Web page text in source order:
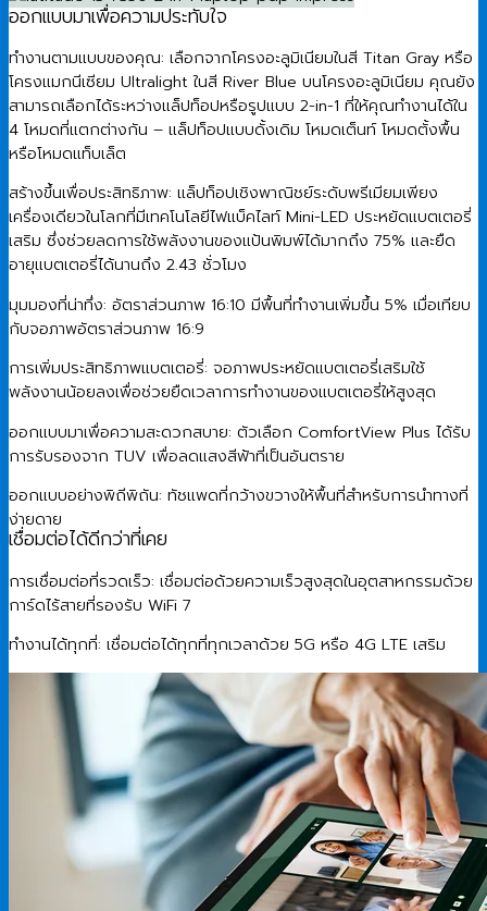
ออกแบบมาเพื่อความประทับใจ
ทำงานตามแบบของคุณ: เลือกจากโครงอะลูมิเนียมในสี Titan Gray หรือ
โครงแมกนีเซียม Ultralight ในสี River Blue บนโครงอะลูมิเนียม คุณยัง
สามารถเลือกได้ระหว่างแล็ปท็อปหรือรูปแบบ 2-in-1 ที่ให้คุณทำงานได้ใน
4 โหมดที่แตกต่างกัน – แล็ปท็อปแบบดั้งเดิม โหมดเต็นท์ โหมดตั้งพื้น
หรือโหมดแท็บเล็ต
สร้างขึ้นเพื่อประสิทธิภาพ: แล็ปท็อปเชิงพาณิชย์ระดับพรีเมียมเพียง
เครื่องเดียวในโลกที่มีเทคโนโลยีไฟแบ็คไลท์ Mini-LED ประหยัดแบตเตอรี่
เสริม ซึ่งช่วยลดการใช้พลังงานของแป้นพิมพ์ได้มากถึง 75% และยืด
อายุแบตเตอรี่ได้นานถึง 2.43 ชั่วโมง
มุมมองที่น่าทึ่ง: อัตราส่วนภาพ 16:10 มีพื้นที่ทำงานเพิ่มขึ้น 5% เมื่อเทียบ
กับจอภาพอัตราส่วนภาพ 16:9
การเพิ่มประสิทธิภาพแบตเตอรี่: จอภาพประหยัดแบตเตอรี่เสริมใช้
พลังงานน้อยลงเพื่อช่วยยืดเวลาการทำงานของแบตเตอรี่ให้สูงสุด
ออกแบบมาเพื่อความสะดวกสบาย: ตัวเลือก ComfortView Plus ได้รับ
การรับรองจาก TUV เพื่อลดแสงสีฟ้าที่เป็นอันตราย
ออกแบบอย่างพิถีพิถัน: ทัชแพดที่กว้างขวางให้พื้นที่สำหรับการนำทางที่
ง่ายดาย
เชื่อมต่อได้ดีกว่าที่เคย
การเชื่อมต่อที่รวดเร็ว: เชื่อมต่อด้วยความเร็วสูงสุดในอุตสาหกรรมด้วย
การ์ดไร้สายที่รองรับ WiFi 7
ทำงานได้ทุกที่: เชื่อมต่อได้ทุกที่ทุกเวลาด้วย 5G หรือ 4G LTE เสริม